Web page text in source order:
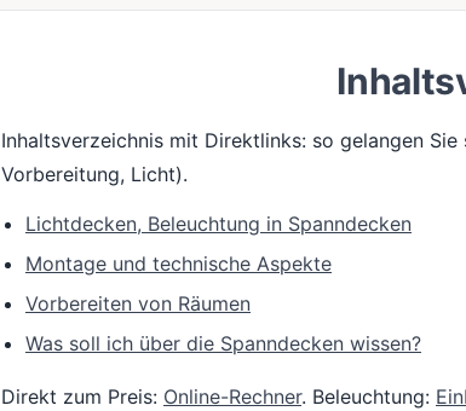
Inhaltsverzeichnis mit Direktlinks: so gelangen
Vorbereitung, Licht).
Lichtdecken, Beleuchtung in Spanndecken
Montage und technische Aspekte
Vorbereiten von Räumen
Was soll ich über die Spanndecken wissen?
Direkt zum Preis: Online-Rechner. Beleuchtung: